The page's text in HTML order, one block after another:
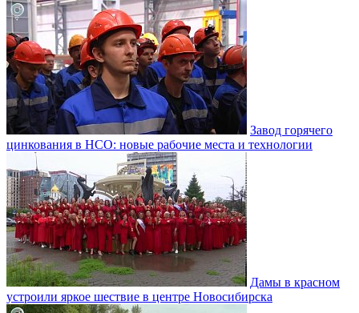
Завод горячего
цинкования в НСО: новые рабочие места и технологии
Дамы в красном
устроили яркое шествие в центре Новосибирска